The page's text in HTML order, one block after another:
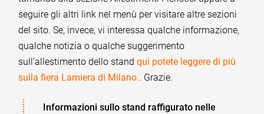
seguire gli altri link nel menù per visitare altre sezioni
del sito. Se, invece, vi interessa qualche informazione,
qualche notizia o qualche suggerimento
sull'allestimento dello standqui potete leggere di più
sulla fiera Lamiera di Milano.. Grazie.
Informazioni sullo stand raffigurato nelle